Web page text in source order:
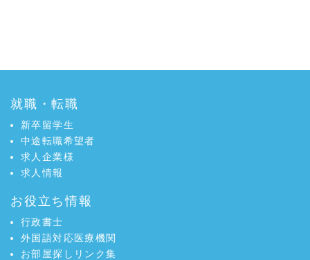
就職・転職
新卒留学生
中途転職希望者
求人企業様
求人情報
お役立ち情報
行政書士
外国語対応医療機関
お部屋探しリンク集